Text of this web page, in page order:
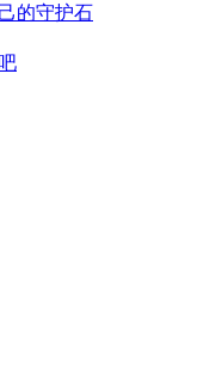
的守护石